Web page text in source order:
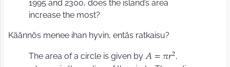
1995 and 2300, does the island’s area
increase the most?
Käännös menee ihan hyvin, entäs ratkaisu?
The area of a circle is given by 𝐴 = 𝜋𝑟2,